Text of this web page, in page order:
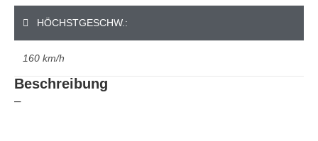
HÖCHSTGESCHW.:
160 km/h
Beschreibung
–